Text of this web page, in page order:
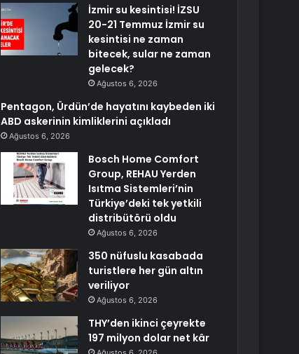
İzmir su kesintisi! İZSU
20-21 Temmuz İzmir su
kesintisi ne zaman
bitecek, sular ne zaman
gelecek?
Ağustos 6, 2026
Pentagon, Ürdün’de hayatını kaybeden iki
ABD askerinin kimliklerini açıkladı
Ağustos 6, 2026
Bosch Home Comfort
Group, REHAU Yerden
Isıtma Sistemleri’nin
Türkiye’deki tek yetkili
distribütörü oldu
Ağustos 6, 2026
350 nüfuslu kasabada
turistlere her gün altın
veriliyor
Ağustos 6, 2026
THY’den ikinci çeyrekte
197 milyon dolar net kâr